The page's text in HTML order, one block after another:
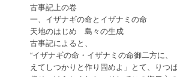
古事記上の卷
一、イザナギの命とイザナミの命
天地のはじめ 島々の生成
古事記によると、
“イザナギの命・イザナミの命御二方に
えてしつかりと作り固めよ」とて、りつ